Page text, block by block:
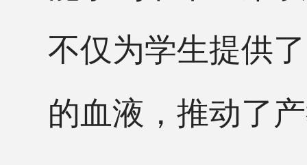
不仅为学生提供
的血液，推动了